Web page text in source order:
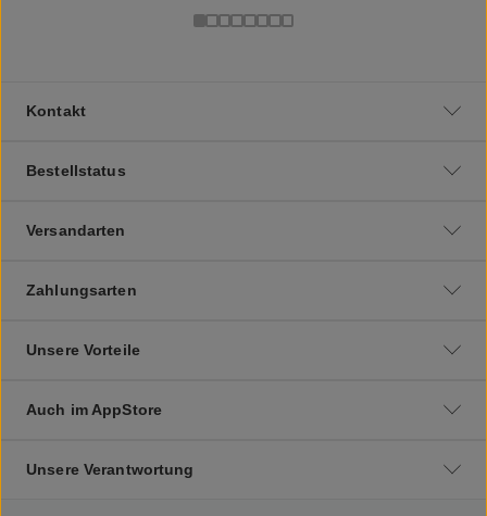
Kontakt
Bestellstatus
Versandarten
Zahlungsarten
Unsere Vorteile
Auch im AppStore
Unsere Verantwortung